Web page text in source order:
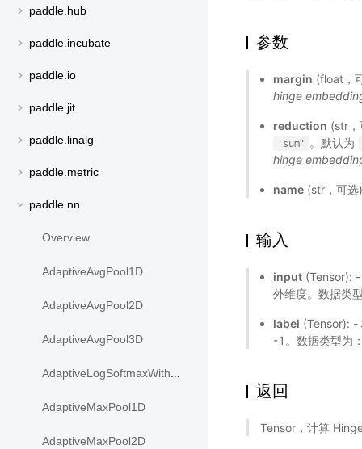
paddle.hub
paddle.incubate
paddle.io
paddle.jit
paddle.linalg
paddle.metric
paddle.nn
Overview
AdaptiveAvgPool1D
AdaptiveAvgPool2D
AdaptiveAvgPool3D
AdaptiveLogSoftmaxWithLoss
AdaptiveMaxPool1D
AdaptiveMaxPool2D
参数
margin (float，
hinge
reduction (str，
'sum' 。默认为
hinge
name (str，可
输入
input (Tensor):
外维度。数据类
label (Tensor):
-1。数据类型为
返回
Tensor，计算